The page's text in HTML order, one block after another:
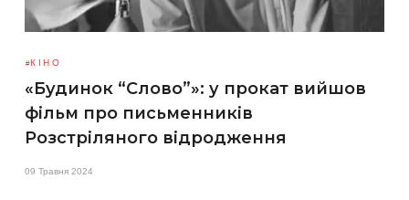
КІНО
«Будинок “Слово”»: у прокат вийшов
фільм про письменників
Розстріляного відродження
09 Травня 2024